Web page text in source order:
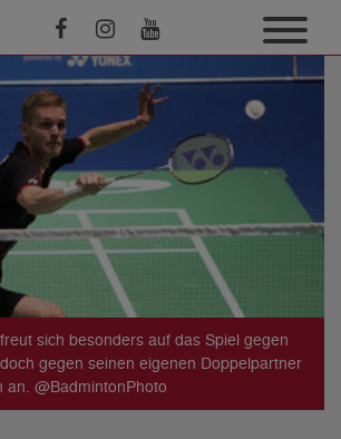
sich besonders auf das Spiel gegen
gegen seinen eigenen Doppelpartner
an. @BadmintonPhoto